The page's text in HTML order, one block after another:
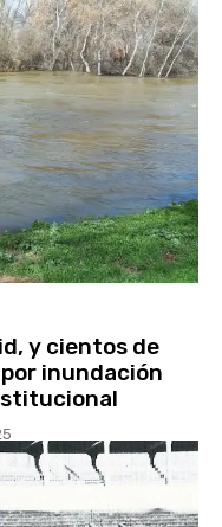
y cientos de
inundación